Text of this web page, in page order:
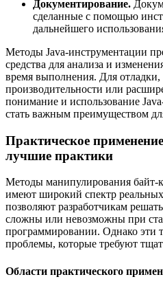
Документирование.
сделанные с помощью
дальнейшего
Методы Java-инструментации
средства для анализа и
время выполнения. Для отладки,
производительности или
понимание и использование
стать важным преимуществом
Практическое
лучшие практики
Методы манипулирования байт-
имеют широкий спектр
позволяют разработчикам
сложны или невозможны при
программировании. Однако эти
проблемы, которые требуют
Области практического